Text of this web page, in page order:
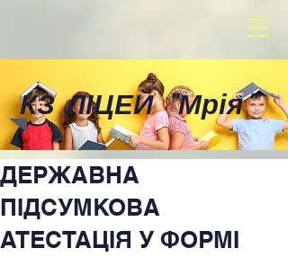
КЗ ЛІЦЕЙ"Мрія"
ДЕРЖАВНА
ПІДСУМКОВА
АТЕСТАЦІЯ У ФОРМІ